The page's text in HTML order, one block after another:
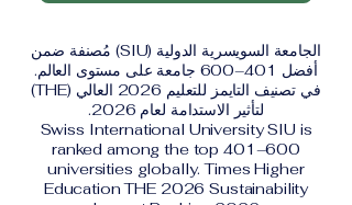
الجامعة السويسرية الدولية (SIU) مُصنفة ضمن
أفضل 401–600 جامعة على مستوى العالم.
في تصنيف التايمز للتعليم 2026 العالي (THE)
لتأثير الاستدامة لعام 2026.
Swiss International University SIU is
ranked among the top 401–600
universities globally. Times Higher
Education THE 2026 Sustainability